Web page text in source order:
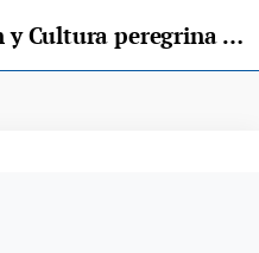
El consejero de Educación y Cultura peregrina hoy entre Sales y Sebrayu